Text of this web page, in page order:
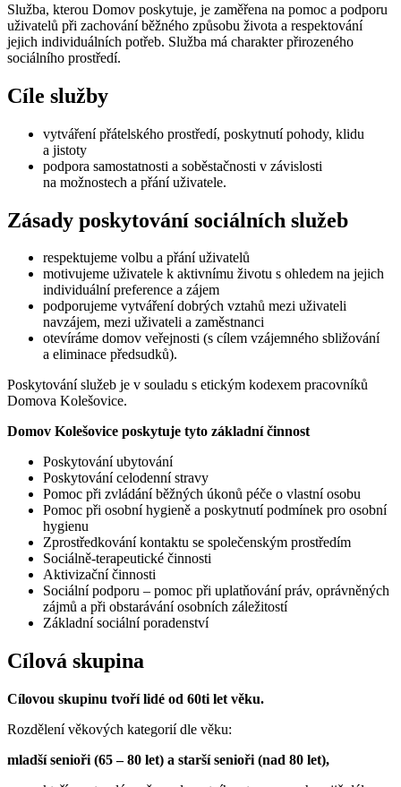
Služba, kterou Domov poskytuje, je zaměřena na pomoc a podporu
uživatelů při zachování běžného způsobu života a respektování
jejich individuálních potřeb. Služba má charakter přirozeného
sociálního prostředí.
Cíle služby
vytváření přátelského prostředí, poskytnutí pohody, klidu
a jistoty
podpora samostatnosti a soběstačnosti v závislosti
na možnostech a přání uživatele.
Zásady poskytování sociálních služeb
respektujeme volbu a přání uživatelů
motivujeme uživatele k aktivnímu životu s ohledem na jejich
individuální preference a zájem
podporujeme vytváření dobrých vztahů mezi uživateli
navzájem, mezi uživateli a zaměstnanci
otevíráme domov veřejnosti (s cílem vzájemného sbližování
a eliminace předsudků).
Poskytování služeb je v souladu s etickým kodexem pracovníků
Domova Kolešovice.
Domov Kolešovice poskytuje tyto základní činnost
Poskytování ubytování
Poskytování celodenní stravy
Pomoc při zvládání běžných úkonů péče o vlastní osobu
Pomoc při osobní hygieně a poskytnutí podmínek pro osobní
hygienu
Zprostředkování kontaktu se společenským prostředím
Sociálně-terapeutické činnosti
Aktivizační činnosti
Sociální podporu – pomoc při uplatňování práv, oprávněných
zájmů a při obstarávání osobních záležitostí
Základní sociální poradenství
Cílová skupina
Cílovou skupinu tvoří lidé od 60ti let věku.
Rozdělení věkových kategorií dle věku:
mladší senioři (65 – 80 let) a starší senioři (nad 80 let),